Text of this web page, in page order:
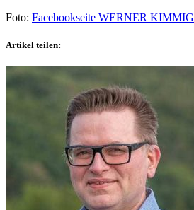
Foto: Facebookseite WERNER KIMMIG
Artikel teilen: